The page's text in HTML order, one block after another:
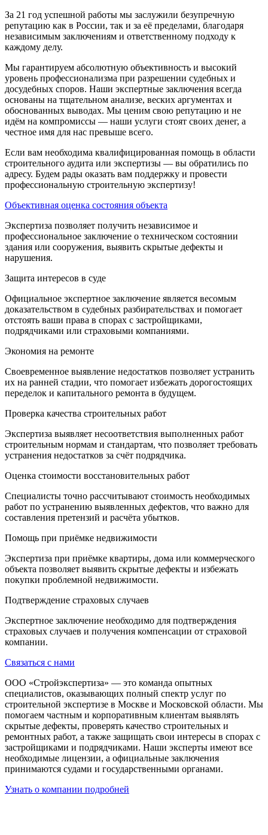
За 21 год успешной работы мы заслужили безупречную
репутацию как в России, так и за её пределами, благодаря
независимым заключениям и ответственному подходу к
каждому делу.
Мы гарантируем абсолютную объективность и высокий
уровень профессионализма при разрешении судебных и
досудебных споров. Наши экспертные заключения всегда
основаны на тщательном анализе, веских аргументах и
обоснованных выводах. Мы ценим свою репутацию и не
идём на компромиссы — наши услуги стоят своих денег, а
честное имя для нас превыше всего.
Если вам необходима квалифицированная помощь в области
строительного аудита или экспертизы — вы обратились по
адресу. Будем рады оказать вам поддержку и провести
профессиональную строительную экспертизу!
Объективная оценка состояния объекта
Экспертиза позволяет получить независимое и
профессиональное заключение о техническом состоянии
здания или сооружения, выявить скрытые дефекты и
нарушения.
Защита интересов в суде
Официальное экспертное заключение является весомым
доказательством в судебных разбирательствах и помогает
отстоять ваши права в спорах с застройщиками,
подрядчиками или страховыми компаниями.
Экономия на ремонте
Своевременное выявление недостатков позволяет устранить
их на ранней стадии, что помогает избежать дорогостоящих
переделок и капитального ремонта в будущем.
Проверка качества строительных работ
Экспертиза выявляет несоответствия выполненных работ
строительным нормам и стандартам, что позволяет требовать
устранения недостатков за счёт подрядчика.
Оценка стоимости восстановительных работ
Специалисты точно рассчитывают стоимость необходимых
работ по устранению выявленных дефектов, что важно для
составления претензий и расчёта убытков.
Помощь при приёмке недвижимости
Экспертиза при приёмке квартиры, дома или коммерческого
объекта позволяет выявить скрытые дефекты и избежать
покупки проблемной недвижимости.
Подтверждение страховых случаев
Экспертное заключение необходимо для подтверждения
страховых случаев и получения компенсации от страховой
компании.
Связаться с нами
ООО «Стройэкспертиза» — это команда опытных
специалистов, оказывающих полный спектр услуг по
строительной экспертизе в Москве и Московской области. Мы
помогаем частным и корпоративным клиентам выявлять
скрытые дефекты, проверять качество строительных и
ремонтных работ, а также защищать свои интересы в спорах с
застройщиками и подрядчиками. Наши эксперты имеют все
необходимые лицензии, а официальные заключения
принимаются судами и государственными органами.
Узнать о компании подробней